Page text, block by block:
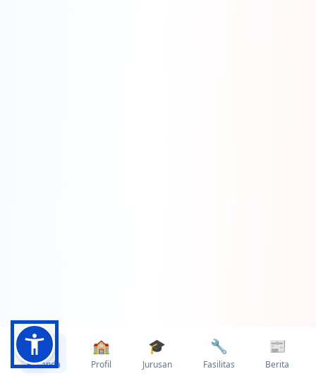
🏠
Beranda
🏫
Profil
🎓
Jurusan
🔧
Fasilitas
📰
Berita